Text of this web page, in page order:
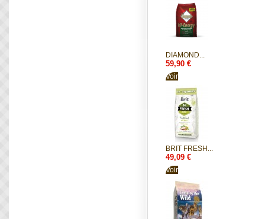
DIAMOND...
59,90 €
Voir
BRIT FRESH...
49,09 €
Voir